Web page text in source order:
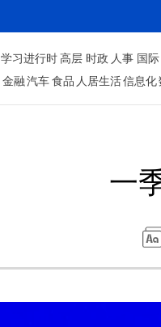
学习进行时 高层 时政 人事 国际
金融 汽车 食品 人居生活信息化
一